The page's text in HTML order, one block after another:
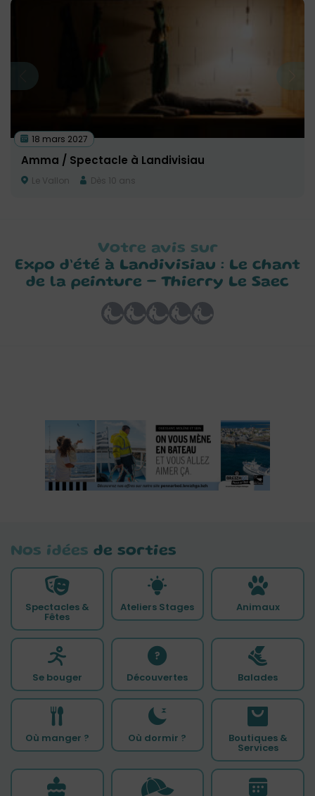
18 mars 2027
Amma / Spectacle à Landivisiau
Le Vallon Dès 10 ans
Votre avis sur
Expo d’été à Landivisiau : Le chant
de la peinture – Thierry Le Saec
Nos idées de sorties
Spectacles &
Fêtes
Ateliers Stages Animaux
Se bouger Découvertes Balades
Où manger ? Où dormir ? Boutiques &
Services